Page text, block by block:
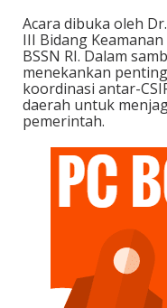
Acara dibuka oleh Dr.
III Bidang
BSSN RI. Dalam
menekankan
koordinasi antar-
daerah untuk
pemerintah.